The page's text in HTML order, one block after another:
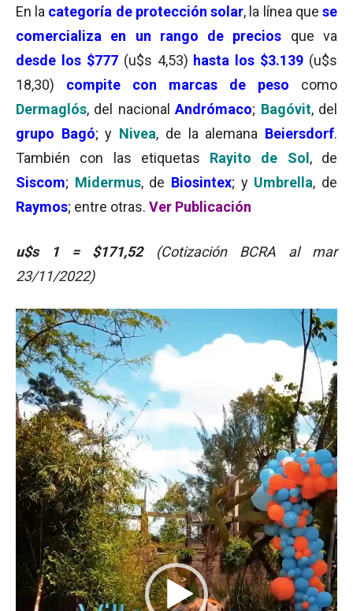
En la categoría de protección solar, la línea quese
comercializa en un rango
de precios que va
desde los $777 (u$s 4,53) hasta los $3.139 (u$s
18,30) compite con marcas de peso como
Dermaglós, del nacionalAndrómaco; Bagóvit, del
grupo Bagó; y Nivea, de la alemana Beiersdorf.
También con las etiquetas Rayito de Sol , de
Siscom; Midermus, de Biosintex; y Umbrella, de
Raymos; entre otras. Ver Publicación
u$s 1 = $171,52(Cotización BCRA al mar
23/11/2022)
Reproductor
de
vídeo